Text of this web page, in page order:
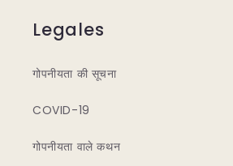
Legales
गोपनीयता की सूचना
COVID-19
गोपनीयता वाले कथन